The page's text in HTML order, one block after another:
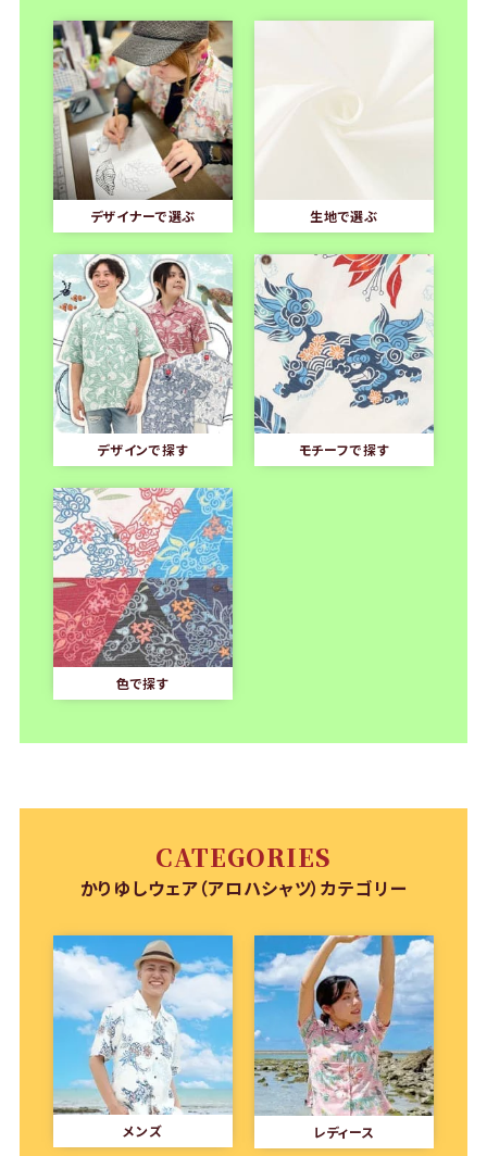
デザイナーで選ぶ 生地で選ぶ
デザインで探す モチーフで探す
色で探す
CATEGORIES
かりゆしウェア（アロハシャツ）カテゴリー
メンズ レディース